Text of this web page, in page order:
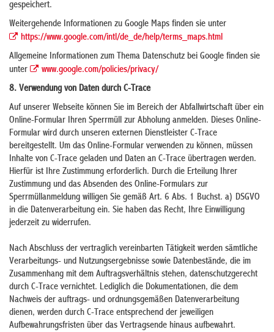
gespeichert.
Weitergehende Informationen zu Google Maps finden sie unter
https://www.google.com/intl/de_de/help/terms_maps.html
Allgemeine Informationen zum Thema Datenschutz bei Google finden sie
unter
www.google.com/policies/privacy/
8. Verwendung von Daten durch C-Trace
Auf unserer Webseite können Sie im Bereich der Abfallwirtschaft über ein
Online-Formular Ihren Sperrmüll zur Abholung anmelden. Dieses Online-
Formular wird durch unseren externen Dienstleister C-Trace
bereitgestellt. Um das Online-Formular verwenden zu können, müssen
Inhalte von C-Trace geladen und Daten an C-Trace übertragen werden.
Hierfür ist Ihre Zustimmung erforderlich. Durch die Erteilung Ihrer
Zustimmung und das Absenden des Online-Formulars zur
Sperrmüllanmeldung willigen Sie gemäß Art. 6 Abs. 1 Buchst. a) DSGVO
in die Datenverarbeitung ein. Sie haben das Recht, Ihre Einwilligung
jederzeit zu widerrufen.
Nach Abschluss der vertraglich vereinbarten Tätigkeit werden sämtliche
Verarbeitungs- und Nutzungsergebnisse sowie Datenbestände, die im
Zusammenhang mit dem Auftragsverhältnis stehen, datenschutzgerecht
durch C-Trace vernichtet. Lediglich die Dokumentationen, die dem
Nachweis der auftrags- und ordnungsgemäßen Datenverarbeitung
dienen, werden durch C-Trace entsprechend der jeweiligen
Aufbewahrungsfristen über das Vertragsende hinaus aufbewahrt.